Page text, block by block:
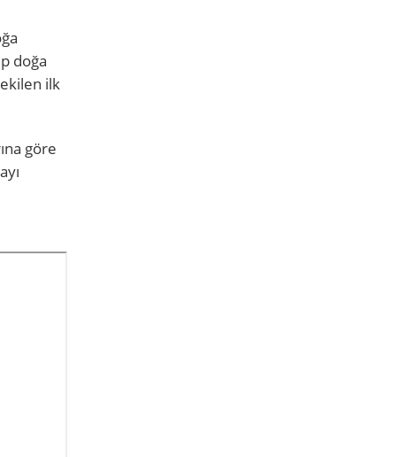
doğa
ilk
göre